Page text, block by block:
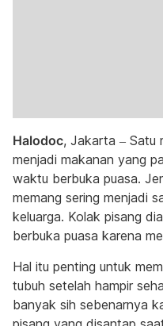
Halodoc, Jakarta – Satu
menjadi makanan yang
waktu berbuka puasa.
memang sering menjadi
keluarga. Kolak pisang
berbuka puasa karena
Hal itu penting untuk
tubuh setelah hampir
banyak sih sebenarnya